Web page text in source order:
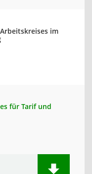
im
für Tarif und